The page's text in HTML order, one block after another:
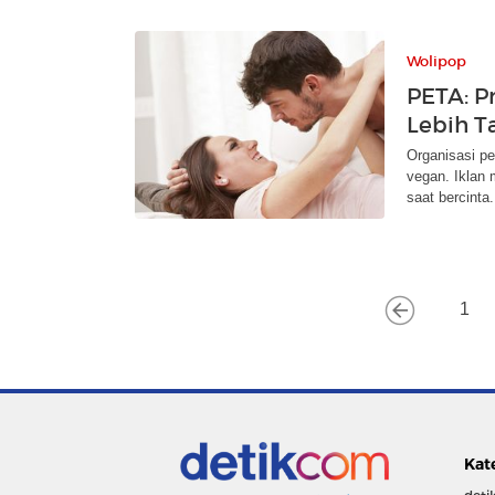
Wolipop
PETA:
Lebih
Organisasi
vegan. Iklan
saat bercinta.
1